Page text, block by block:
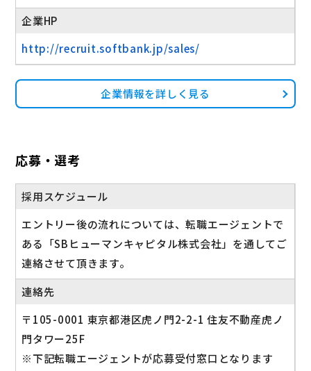
企業HP
http://recruit.softbank.jp/sales/
企業情報を詳しく見る
応募・選考
採用スケジュール
エントリー後の流れについては、転職エージェントで
ある「SBヒューマンキャピタル株式会社」を通してご
連絡させて頂きます。
連絡先
〒105-0001 東京都港区虎ノ門2-2-1 住友不動産虎ノ
門タワー25F
※下記転職エージェントが応募受付窓口となります